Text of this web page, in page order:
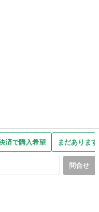
済で購入希望 まだありま
問合せ